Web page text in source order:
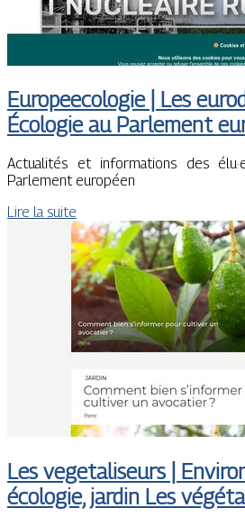
Europeecolo­gie | Les
Écologie au Parlement
Actualités et informations des
Parlement européen
Lire la suite
Les vegetali­seurs |
écologie, jardin Les